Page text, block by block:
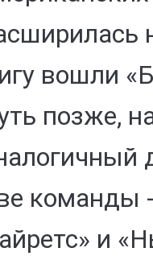
вошли
позже,
команды
и